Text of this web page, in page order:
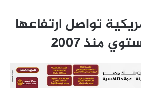
تواصل ارتفاعها
منذ 2007